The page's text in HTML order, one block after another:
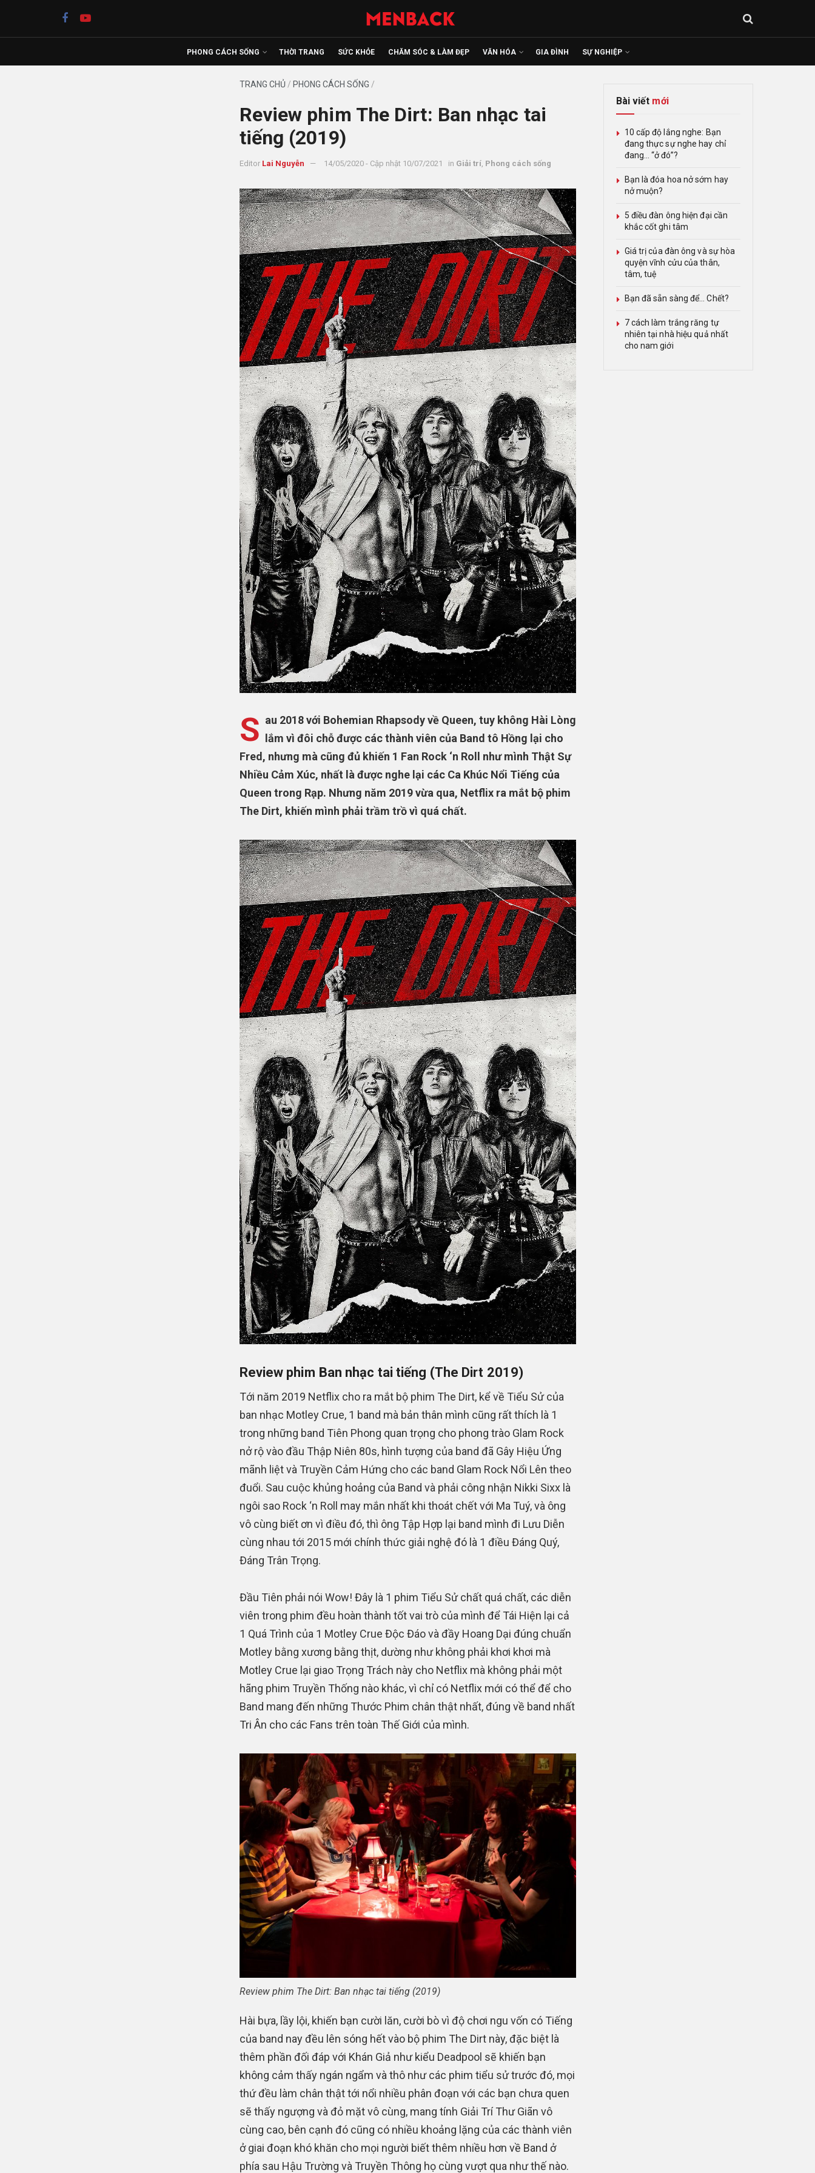
PHONG CÁCH SỐNG THỜI TRANG SỨC KHỎE CHĂM SÓC & LÀM ĐẸP VĂN HÓA GIA ĐÌNH SỰ NGHIỆP
TRANG CHỦ/ PHONG CÁCH SỐNG /
Review phim The Dirt: Ban nhạc tai
tiếng (2019)
Editor Lai Nguyễn 14/05/2020 - Cập nhật 10/07/2021 in Giải trí, Phong cách sống
S au 2018 với Bohemian Rhapsody về Queen, tuy không Hài Lòng
lắm vì đôi chỗ được các thành viên của Band tô Hồng lại cho
Fred, nhưng mà cũng đủ khiến 1 Fan Rock ‘n Roll như mình Thật Sự
Nhiều Cảm Xúc, nhất là được nghe lại các Ca Khúc Nổi Tiếng của
Queen trong Rạp. Nhưng năm 2019 vừa qua, Netflix ra mắt bộ phim
The Dirt, khiến mình phải trầm trồ vì quá chất.
Review phim Ban nhạc tai tiếng (The Dirt 2019)
Tới năm 2019 Netflix cho ra mắt bộ phim The Dirt, kể về Tiểu Sử của
ban nhạc Motley Crue, 1 band mà bản thân mình cũng rất thích là 1
trong những band Tiên Phong quan trọng cho phong trào Glam Rock
nở rộ vào đầu Thập Niên 80s, hình tượng của band đã Gây Hiệu Ứng
mãnh liệt và Truyền Cảm Hứng cho các band Glam Rock Nổi Lên theo
đuổi. Sau cuộc khủng hoảng của Band và phải công nhận Nikki Sixx là
ngôi sao Rock ‘n Roll may mắn nhất khi thoát chết với Ma Tuý, và ông
vô cùng biết ơn vì điều đó, thì ông Tập Hợp lại band mình đi Lưu Diễn
cùng nhau tới 2015 mới chính thức giải nghệ đó là 1 điều Đáng Quý,
Đáng Trân Trọng.
Đầu Tiên phải nói Wow! Đây là 1 phim Tiểu Sử chất quá chất, các diễn
viên trong phim đều hoàn thành tốt vai trò của mình để Tái Hiện lại cả
1 Quá Trình của 1 Motley Crue Độc Đáo và đầy Hoang Dại đúng chuẩn
Motley bằng xương bằng thịt, dường như không phải khơi khơi mà
Motley Crue lại giao Trọng Trách này cho Netflix mà không phải một
hãng phim Truyền Thống nào khác, vì chỉ có Netflix mới có thể để cho
Band mang đến những Thước Phim chân thật nhất, đúng về band nhất
Tri Ân cho các Fans trên toàn Thế Giới của mình.
Review phim The Dirt: Ban nhạc tai tiếng (2019)
Hài bựa, lầy lội, khiến bạn cười lăn, cười bò vì độ chơi ngu vốn có Tiếng
của band nay đều lên sóng hết vào bộ phim The Dirt này, đặc biệt là
thêm phần đối đáp với Khán Giả như kiểu Deadpool sẽ khiến bạn
không cảm thấy ngán ngẩm và thô như các phim tiểu sử trước đó, mọi
thứ đều làm chân thật tới nổi nhiều phân đoạn với các bạn chưa quen
sẽ thấy ngượng và đỏ mặt vô cùng, mang tính Giải Trí Thư Giãn vô
cùng cao, bên cạnh đó cũng có nhiều khoảng lặng của các thành viên
ở giai đoạn khó khăn cho mọi người biết thêm nhiều hơn về Band ở
phía sau Hậu Trường và Truyền Thông họ cùng vượt qua như thế nào.
Bài viết mới
10 cấp độ lắng nghe: Bạn
đang thực sự nghe hay chỉ
đang… “ở đó”?
Bạn là đóa hoa nở sớm hay
nở muộn?
5 điều đàn ông hiện đại cần
khắc cốt ghi tâm
Giá trị của đàn ông và sự hòa
quyện vĩnh cửu của thân,
tâm, tuệ
Bạn đã sẵn sàng để… Chết?
7 cách làm trắng răng tự
nhiên tại nhà hiệu quả nhất
cho nam giới